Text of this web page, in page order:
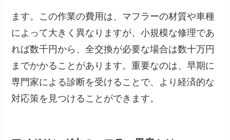
ます。この作業の費用は、マフラーの材質や車種
によって大きく異なりますが、小規模な修理であ
れば数千円から、全交換が必要な場合は数十万円
までかかることがあります。重要なのは、早期に
専門家による診断を受けることで、より経済的な
対応策を見つけることができます。